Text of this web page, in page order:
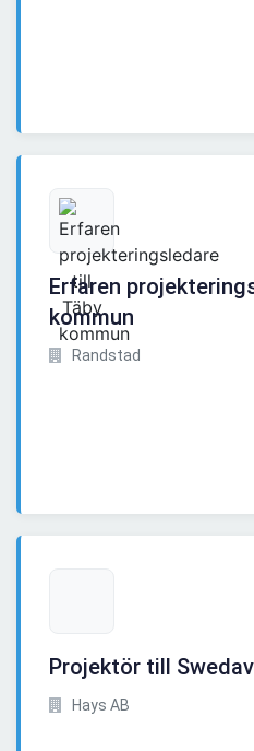
Erfaren
kommun
Randstad
Projektör till
Hays AB